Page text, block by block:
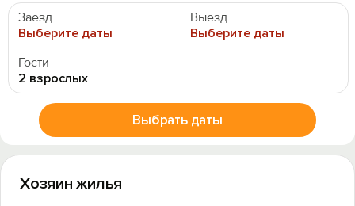
Заезд
Выберите даты
Выезд
Выберите даты
Гости
2 взрослых
Выбрать даты
Хозяин жилья